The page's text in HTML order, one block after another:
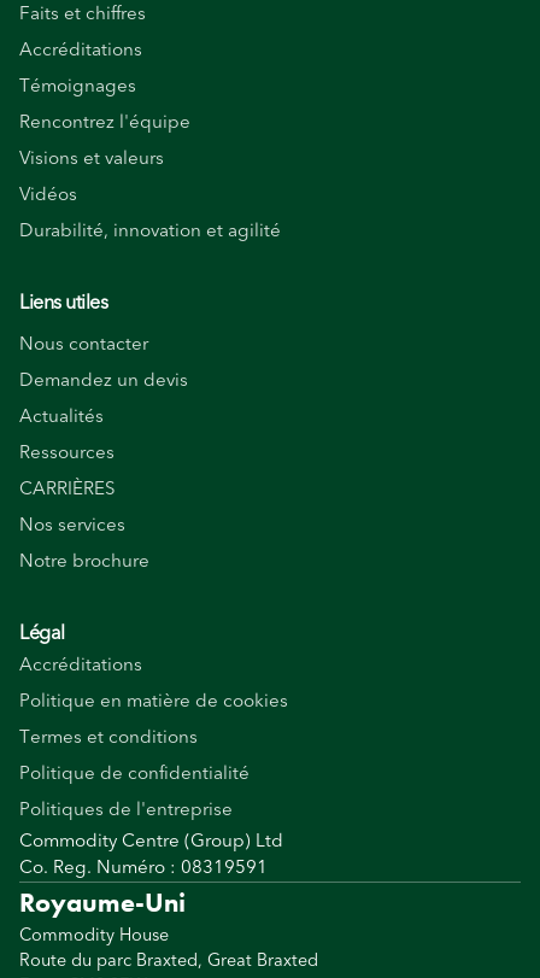
Faits et chiffres
Accréditations
Témoignages
Rencontrez l'équipe
Visions et valeurs
Vidéos
Durabilité, innovation et agilité
Liens utiles
Nous contacter
Demandez un devis
Actualités
Ressources
CARRIÈRES
Nos services
Notre brochure
Légal
Accréditations
Politique en matière de cookies
Termes et conditions
Politique de confidentialité
Politiques de l'entreprise
Commodity Centre (Group) Ltd
Co. Reg. Numéro : 08319591
Royaume-Uni
Commodity House
Route du parc Braxted, Great Braxted